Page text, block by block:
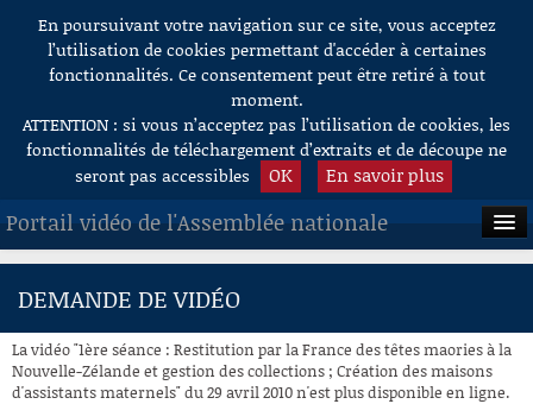
Aller au contenu
En poursuivant votre navigation sur ce site, vous acceptez
l’utilisation de cookies permettant d'accéder à certaines
fonctionnalités. Ce consentement peut être retiré à tout
moment.
ATTENTION : si vous n’acceptez pas l’utilisation de cookies, les
fonctionnalités de téléchargement d’extraits et de découpe ne
seront pas accessibles
OK En savoir plus
Portail vidéo de l'Assemblée nationale
ACCUEIL
À LA DEMANDE
DEMANDE DE VIDÉO
La vidéo "1ère séance : Restitution par la France des têtes maories à la
Nouvelle-Zélande et gestion des collections ; Création des maisons
d'assistants maternels" du 29 avril 2010 n'est plus disponible en ligne.